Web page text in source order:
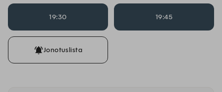
19:30 19:45
Jonotuslista